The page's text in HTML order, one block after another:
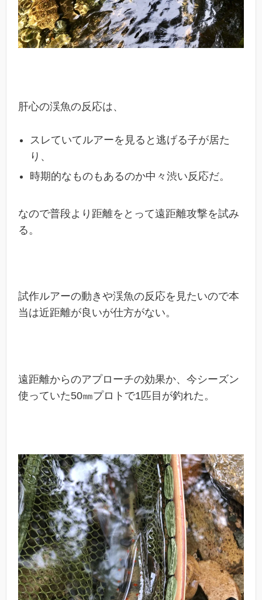
肝心の渓魚の反応は、
スレていてルアーを見ると逃げる子が居た
り、
時期的なものもあるのか中々渋い反応だ。
なので普段より距離をとって遠距離攻撃を試み
る。
試作ルアーの動きや渓魚の反応を見たいので本
当は近距離が良いが仕方がない。
遠距離からのアプローチの効果か、今シーズン
使っていた50㎜プロトで1匹目が釣れた。